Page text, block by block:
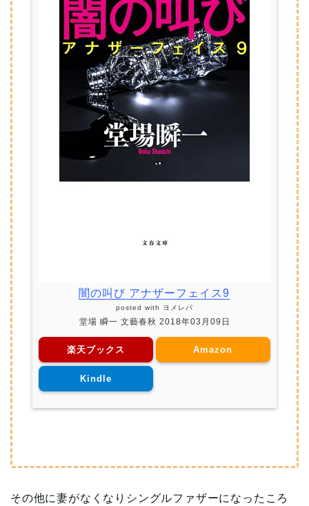
闇の叫び アナザーフェイス9
posted with ヨメレバ
堂場 瞬一 文藝春秋 2018年03月09日
楽天ブックス Amazon
Kindle
その他に妻がなくなりシングルファザーになったころ